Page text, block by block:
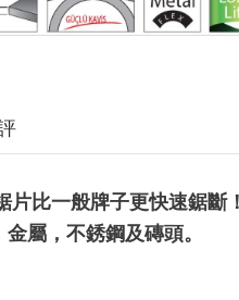
比一般牌子更快速鋸斷
屬，不銹鋼及磚頭。